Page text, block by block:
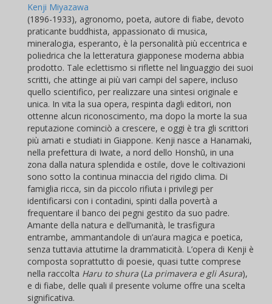
Kenji Miyazawa
(1896-1933), agronomo, poeta, autore di fiabe, devoto
praticante buddhista, appassionato di musica,
mineralogia, esperanto, è la personalità più eccentrica e
poliedrica che la letteratura giapponese moderna abbia
prodotto. Tale eclettismo si riflette nel linguaggio dei suoi
scritti, che attinge ai più vari campi del sapere, incluso
quello scientifico, per realizzare una sintesi originale e
unica. In vita la sua opera, respinta dagli editori, non
ottenne alcun riconoscimento, ma dopo la morte la sua
reputazione cominciò a crescere, e oggi è tra gli scrittori
più amati e studiati in Giappone. Kenji nasce a Hanamaki,
nella prefettura di Iwate, a nord dello Honshū, in una
zona dalla natura splendida e ostile, dove le coltivazioni
sono sotto la continua minaccia del rigido clima. Di
famiglia ricca, sin da piccolo rifiuta i privilegi per
identificarsi con i contadini, spinti dalla povertà a
frequentare il banco dei pegni gestito da suo padre.
Amante della natura e dell’umanità, le trasfigura
entrambe, ammantandole di un’aura magica e poetica,
senza tuttavia attutirne la drammaticità. L’opera di Kenji è
composta soprattutto di poesie, quasi tutte comprese
nella raccolta Haru to shura (La primavera e gli Asura),
e di fiabe, delle quali il presente volume offre una scelta
significativa.